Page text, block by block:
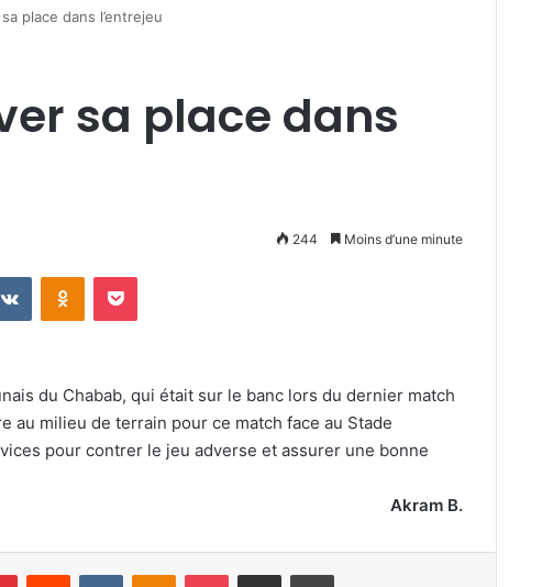
place dans l’entrejeu
sa place dans
244 Moins d’une minute
VKontakteOdnoklassniki
Pocket
du Chabab, qui était sur le banc lors du dernier match
au milieu de terrain pour ce match face au Stade
pour contrer le jeu adverse et assurer une bonne
Akram B.
PinterestReddit VKontakteOdnoklassniki
Pocket Partager par email Imprimer